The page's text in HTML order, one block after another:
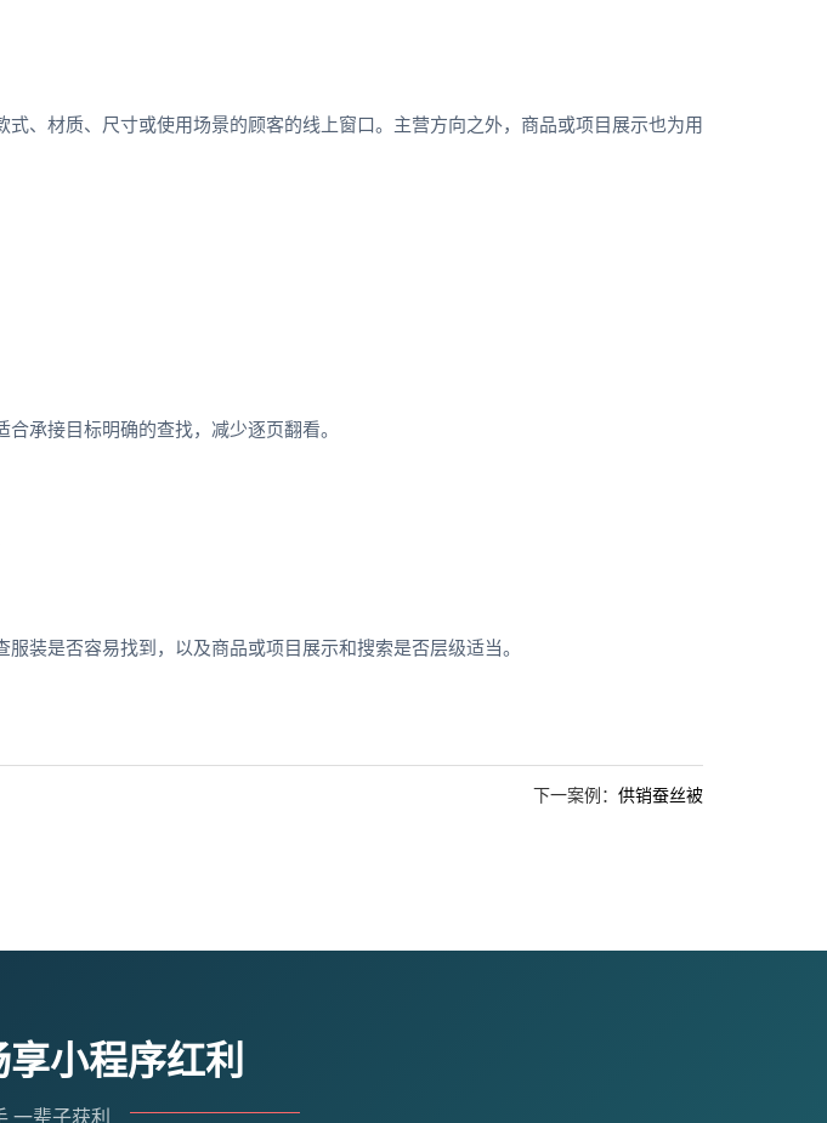
、材质、尺寸或使用场景的顾客的线上窗口。主营方向之外，商品或项目展示也为用
承接目标明确的查找，减少逐页翻看。
装是否容易找到，以及商品或项目展示和搜索是否层级适当。
下一案例： 供销蚕丝被
小程序红利
一辈子获利